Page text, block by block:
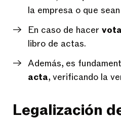
la empresa o que
En caso de hacer
libro de actas.
Además, es
acta, verificando la
Legalización